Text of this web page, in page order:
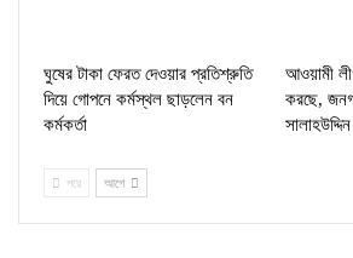
ঘুষের টাকা ফেরত দেওয়ার প্রতিশ্রুতি
দিয়ে গোপনে কর্মস্থল ছাড়লেন বন
কর্মকর্তা
আওয়ামী
করছে,
পরে আগে